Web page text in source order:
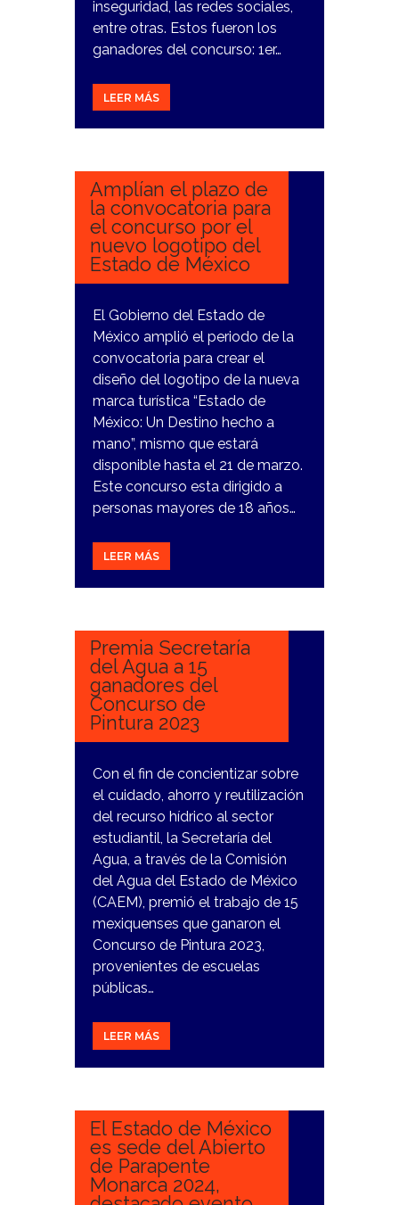
inseguridad, las redes sociales,
entre otras. Estos fueron los
ganadores del concurso: 1er…
LEER MÁS
15
Amplían el plazo de
la convocatoria para
el concurso por el
nuevo logotipo del
Estado de México
El Gobierno del Estado de
México amplió el periodo de la
convocatoria para crear el
diseño del logotipo de la nueva
marca turística “Estado de
México: Un Destino hecho a
mano”, mismo que estará
disponible hasta el 21 de marzo.
Este concurso esta dirigido a
personas mayores de 18 años…
LEER MÁS
12
Premia Secretaría
del Agua a 15
ganadores del
Concurso de
Pintura 2023
Con el fin de concientizar sobre
el cuidado, ahorro y reutilización
del recurso hídrico al sector
estudiantil, la Secretaría del
Agua, a través de la Comisión
del Agua del Estado de México
(CAEM), premió el trabajo de 15
mexiquenses que ganaron el
Concurso de Pintura 2023,
provenientes de escuelas
públicas…
LEER MÁS
10
El Estado de México
es sede del Abierto
de Parapente
Monarca 2024,